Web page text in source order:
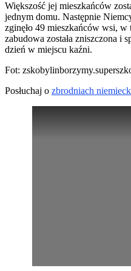
Większość jej mieszkańców
jednym domu. Następnie
zginęło 49 mieszkańców wsi, w
zabudowa została zniszczona i
dzień w miejscu kaźni.
Fot:
Posłuchaj o zbrodniach